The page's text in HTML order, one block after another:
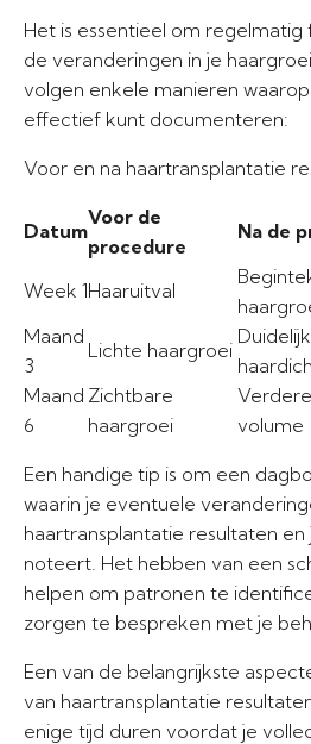
Het is essentieel om regelmatig
de veranderingen in je
volgen enkele manieren
effectief kunt documenteren:
Voor en na haartransplantatie
Datum
Voor de
procedure
Na de
Week 1Haaruitval
Maand
3
Lichte haargroei
Maand
6
Zichtbare
haargroei
volume
Een handige tip is om een
waarin je eventuele
haartransplantatie resultaten
noteert. Het hebben van een
helpen om patronen te
zorgen te bespreken met je
Een van de belangrijkste
van haartransplantatie
enige tijd duren voordat je